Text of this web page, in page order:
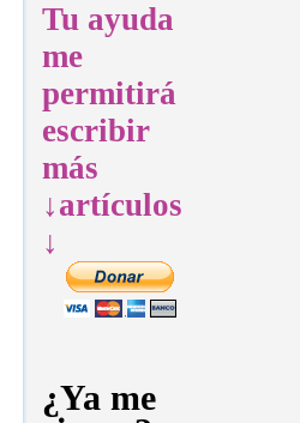
Tu ayuda
me
permitirá
escribir
más
↓artículos
↓
¿Ya me